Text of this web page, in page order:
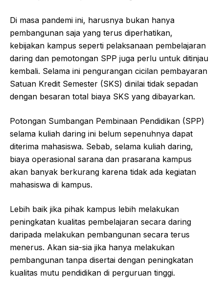
Di masa pandemi ini, harusnya bukan hanya
pembangunan saja yang terus diperhatikan,
kebijakan kampus seperti pelaksanaan pembelajaran
daring dan pemotongan SPP juga perlu untuk ditinjau
kembali. Selama ini pengurangan cicilan pembayaran
Satuan Kredit Semester (SKS) dinilai tidak sepadan
dengan besaran total biaya SKS yang dibayarkan.
Potongan Sumbangan Pembinaan Pendidikan (SPP)
selama kuliah daring ini belum sepenuhnya dapat
diterima mahasiswa. Sebab, selama kuliah daring,
biaya operasional sarana dan prasarana kampus
akan banyak berkurang karena tidak ada kegiatan
mahasiswa di kampus.
Lebih baik jika pihak kampus lebih melakukan
peningkatan kualitas pembelajaran secara daring
daripada melakukan pembangunan secara terus
menerus. Akan sia-sia jika hanya melakukan
pembangunan tanpa disertai dengan peningkatan
kualitas mutu pendidikan di perguruan tinggi.